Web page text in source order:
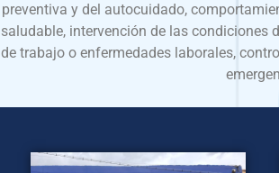
preventiva y del autocuidado,
saludable, intervención de las condiciones
de trabajo o enfermedades laborales,